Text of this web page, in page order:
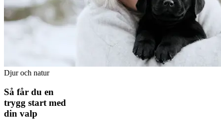
Djur och natur
Så får du en
trygg start med
din valp